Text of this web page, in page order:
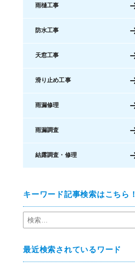
雨樋工事
防水工事
天窓工事
滑り止め工事
雨漏修理
雨漏調査
結露調査・修理
キーワード記事検索はこちら！
最近検索されているワード